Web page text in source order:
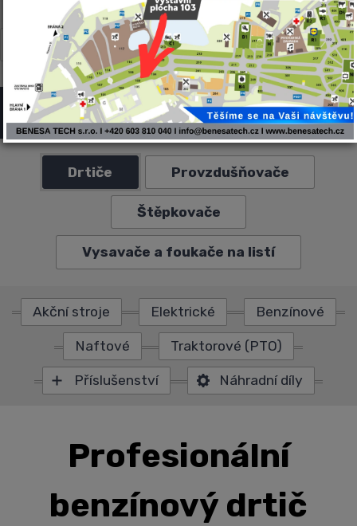
MULTIONE NEGRI BIO
TWINCA VF-VENIERI ZANON
Drviče a štiepkovače NEGRI BIO
Drtiče Provzdušňovače
Štěpkovače
Vysavače a foukače na listí
Akční stroje Elektrické Benzínové
Naftové Traktorové (PTO)
Příslušenství Náhradní díly
Profesionální
benzínový drtič